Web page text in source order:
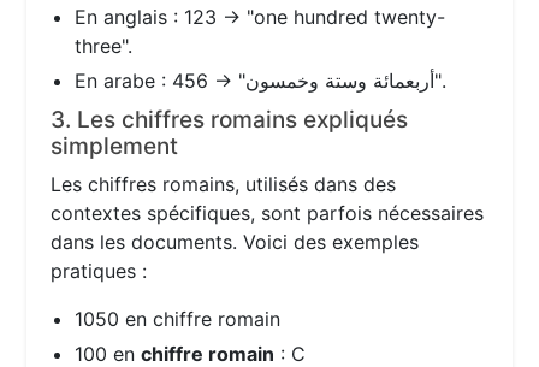
En anglais : 123 → "one hundred twenty-
three".
En arabe : 456 → "أربعمائة وستة وخمسون".
3. Les chiffres romains expliqués
simplement
Les chiffres romains, utilisés dans des
contextes spécifiques, sont parfois nécessaires
dans les documents. Voici des exemples
pratiques :
1050 en chiffre romain
100 enchiffre romain : C